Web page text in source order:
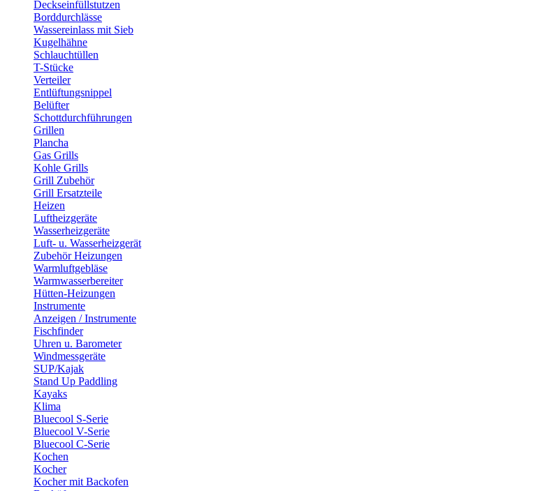
Deckseinfüllstutzen
Borddurchlässe
Wassereinlass mit Sieb
Kugelhähne
Schlauchtüllen
T-Stücke
Verteiler
Entlüftungsnippel
Belüfter
Schottdurchführungen
Grillen
Plancha
Gas Grills
Kohle Grills
Grill Zubehör
Grill Ersatzteile
Heizen
Luftheizgeräte
Wasserheizgeräte
Luft- u. Wasserheizgerät
Zubehör Heizungen
Warmluftgebläse
Warmwasserbereiter
Hütten-Heizungen
Instrumente
Anzeigen / Instrumente
Fischfinder
Uhren u. Barometer
Windmessgeräte
SUP/Kajak
Stand Up Paddling
Kayaks
Klima
Bluecool S-Serie
Bluecool V-Serie
Bluecool C-Serie
Kochen
Kocher
Kocher mit Backofen